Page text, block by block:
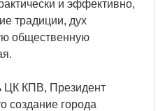
и эффективно,
традиции, дух
общественную
ЦК КПВ, Президент
создание города